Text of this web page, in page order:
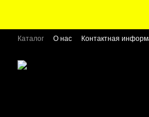
Каталог О нас Контактная